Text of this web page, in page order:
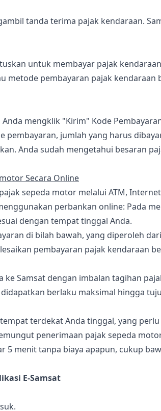
tanda terima pajak kendaraan.
untuk membayar pajak
metode pembayaran pajak
mengklik "Kirim" Kode
pembayaran, jumlah yang harus
Anda sudah mengetahui besaran
Secara Online
sepeda motor melalui ATM,
perbankan online: Pada
dengan tempat tinggal Anda.
di bilah bawah, yang diperoleh
pembayaran pajak kendaraan
Samsat dengan imbalan tagihan
berlaku maksimal hingga
terdekat Anda tinggal, yang
penerimaan pajak sepeda
5 menit tanpa biaya apapun, cukup
E-Samsat